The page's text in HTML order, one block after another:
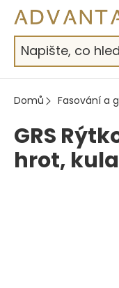
Přejít
obsah
Domů Fasování a
GRS
hrot,